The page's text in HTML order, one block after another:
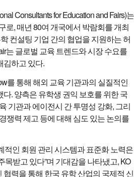
Consultants for Education and Fairs)는
로, 매년 80여 개국에서 박람회를 개최
컨설팅 기업 간의 협업을 지원하는 허
는 글로벌 교육 트렌드와 시장 수요를
김하고 있다.
를 통해 해외 교육 기관과의 실질적인
. 양측은 유학생 권익 보호를 위한 국
기관과 에이전시 간 투명성 강화, 그리
쟁력 제고 등에 대해 심도 있는 논의를
적인 회원 관리 시스템과 표준화 노력은
받고 있다”며 기대감을 나타냈고, KO
협력을 통해 한국 유학 산업의 국제적 신